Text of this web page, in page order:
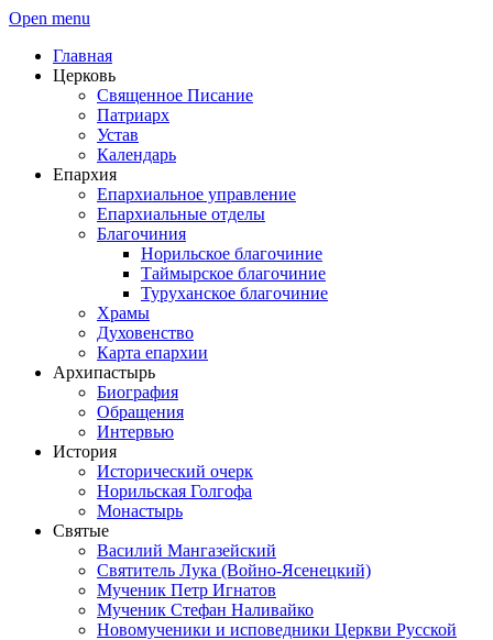
Open menu
Главная
Церковь
Священное Писание
Патриарх
Устав
Календарь
Епархия
Епархиальное управление
Епархиальные отделы
Благочиния
Норильское благочиние
Таймырское благочиние
Туруханское благочиние
Храмы
Духовенство
Карта епархии
Архипастырь
Биография
Обращения
Интервью
История
Исторический очерк
Норильская Голгофа
Монастырь
Святые
Василий Мангазейский
Святитель Лука (Войно-Ясенецкий)
Мученик Петр Игнатов
Мученик Стефан Наливайко
Новомученики и исповедники Церкви Русской